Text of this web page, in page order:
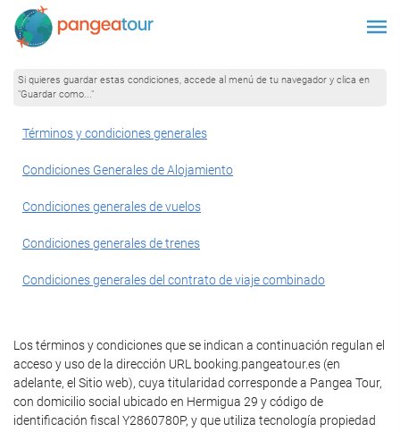
Si quieres guardar estas condiciones, accede al menú de tu navegador y clica en
"Guardar como..."
Términos y condiciones generales
Condiciones Generales de Alojamiento
Condiciones generales de vuelos
Condiciones generales de trenes
Condiciones generales del contrato de viaje combinado
Los términos y condiciones que se indican a continuación regulan el
acceso y uso de la dirección URL booking.pangeatour.es (en
adelante, el Sitio web), cuya titularidad corresponde a Pangea Tour,
con domicilio social ubicado en Hermigua 29 y código de
identificación fiscal Y2860780P, y que utiliza tecnología propiedad